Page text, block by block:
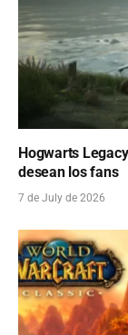
Hogwarts
desean los fans
7 de July de 2026